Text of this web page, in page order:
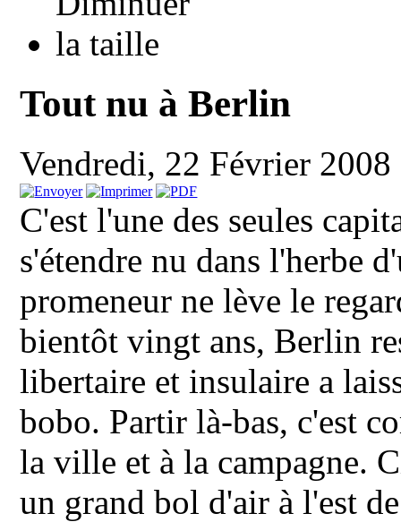
Tout nu à Berlin
Vendredi, 22 Février
C'est l'une des seules
s'étendre nu dans l'herbe
promeneur ne lève le
bientôt vingt ans, Berlin
libertaire et insulaire a
bobo. Partir là-bas, c'est
la ville et à la campagne.
un grand bol d'air à l'est